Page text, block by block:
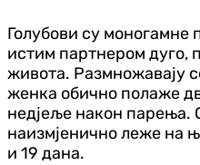
Голубови су моногамне
истим партнером дуго,
живота. Размножавају
женка обично полаже
недјеље након парења.
наизмјенично леже на
и 19 дана.